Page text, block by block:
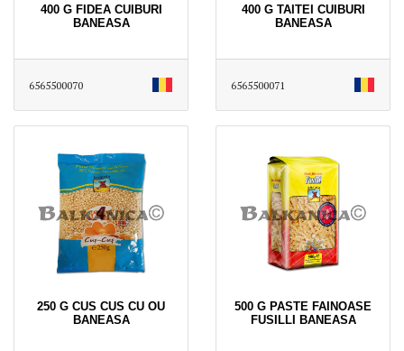
400 G FIDEA CUIBURI
BANEASA
6565500070
400 G TAITEI CUIBURI
BANEASA
6565500071
250 G CUS CUS CU OU
BANEASA
500 G PASTE FAINOASE
FUSILLI BANEASA